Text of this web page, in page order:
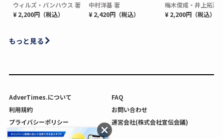
ウィルズ・パンハウス 著
¥ 2,200円（税込）
中村洋基 著
¥ 2,420円（税込）
梅木俊成・井上拓海
¥ 2,200円（税込）
もっと見る
AdverTimes.について
FAQ
利用規約
お問い合わせ
プライバシーポリシー
運営会社(株式会社宣伝会議)
利用者情報の外部送信について